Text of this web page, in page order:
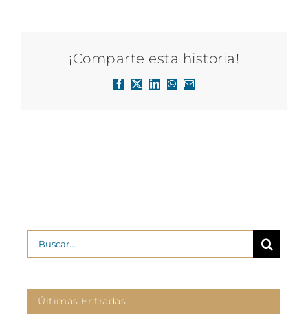
¡Comparte esta historia!
Facebook
X LinkedInWhatsApp
Correo
Buscar:
Últimas Entradas